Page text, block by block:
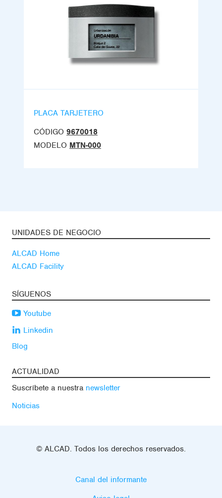
PLACA TARJETERO
CÓDIGO 9670018
MODELO MTN-000
UNIDADES DE NEGOCIO
ALCAD Home
ALCAD Facility
SÍGUENOS
Youtube
Linkedin
Blog
ACTUALIDAD
Suscríbete a nuestra newsletter
Noticias
© ALCAD. Todos los derechos reservados.
Canal del informante